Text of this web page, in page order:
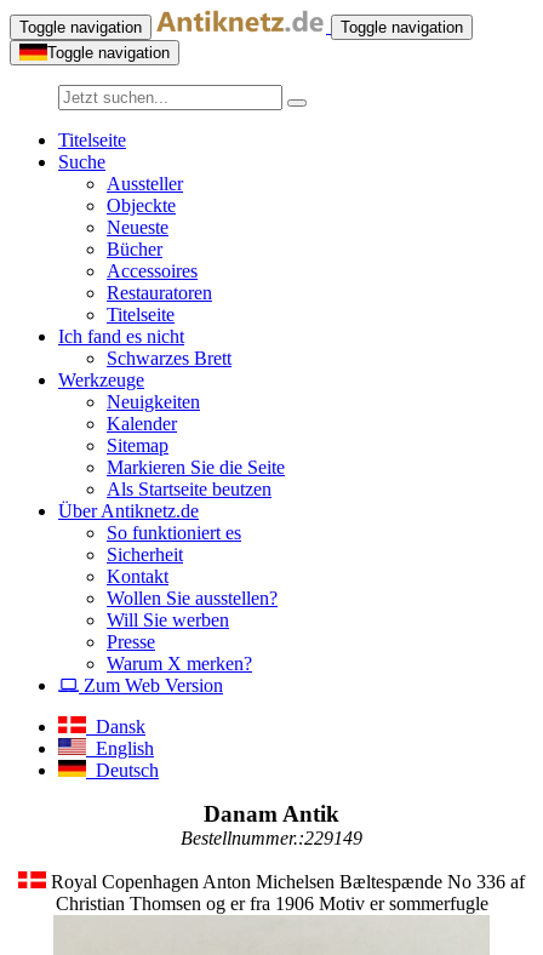
Toggle navigation
Toggle navigation
Toggle navigation
Titelseite
Suche
Aussteller
Objeckte
Neueste
Bücher
Accessoires
Restauratoren
Titelseite
Ich fand es nicht
Schwarzes Brett
Werkzeuge
Neuigkeiten
Kalender
Sitemap
Markieren Sie die Seite
Als Startseite beutzen
Über Antiknetz.de
So funktioniert es
Sicherheit
Kontakt
Wollen Sie ausstellen?
Will Sie werben
Presse
Warum X merken?
Zum Web Version
Dansk
English
Deutsch
Danam Antik
Bestellnummer.:229149
Royal Copenhagen Anton Michelsen Bæltespænde No 336 af
Christian Thomsen og er fra 1906 Motiv er sommerfugle